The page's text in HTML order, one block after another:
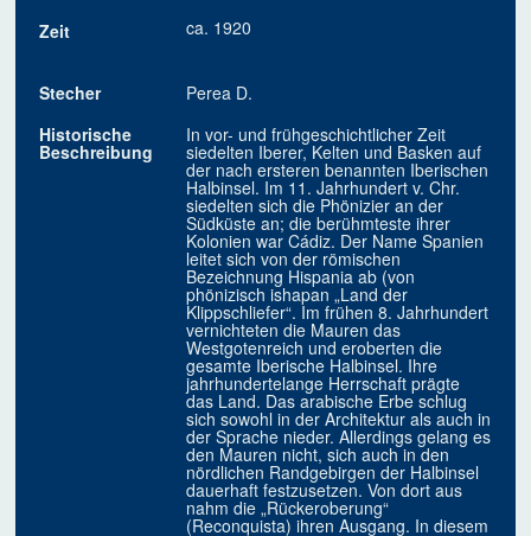
Zeit
ca. 1920
Stecher
Perea D.
Historische
Beschreibung
In vor- und frühgeschichtlicher Zeit
siedelten Iberer, Kelten und Basken auf
der nach ersteren benannten Iberischen
Halbinsel. Im 11. Jahrhundert v. Chr.
siedelten sich die Phönizier an der
Südküste an; die berühmteste ihrer
Kolonien war Cádiz. Der Name Spanien
leitet sich von der römischen
Bezeichnung Hispania ab (von
phönizisch ishapan „Land der
Klippschliefer“. Im frühen 8. Jahrhundert
vernichteten die Mauren das
Westgotenreich und eroberten die
gesamte Iberische Halbinsel. Ihre
jahrhundertelange Herrschaft prägte
das Land. Das arabische Erbe schlug
sich sowohl in der Architektur als auch in
der Sprache nieder. Allerdings gelang es
den Mauren nicht, sich auch in den
nördlichen Randgebirgen der Halbinsel
dauerhaft festzusetzen. Von dort aus
nahm die „Rückeroberung“
(Reconquista) ihren Ausgang. In diesem